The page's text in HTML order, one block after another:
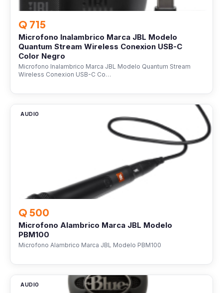
Q 715
Microfono Inalambrico Marca JBL Modelo
Quantum Stream Wireless Conexion USB-C
Color Negro
Microfono Inalambrico Marca JBL Modelo Quantum Stream
Wireless Conexion USB-C Co…
AUDIO
Q 500
Microfono Alambrico Marca JBL Modelo
PBM100
Microfono Alambrico Marca JBL Modelo PBM100
AUDIO